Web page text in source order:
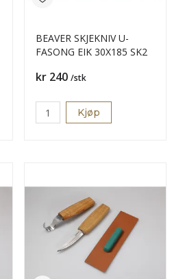
BEAVER SKJEKNIV U-
FASONG EIK 30X185 SK2
Pris
kr 240 /stk
Kjøp